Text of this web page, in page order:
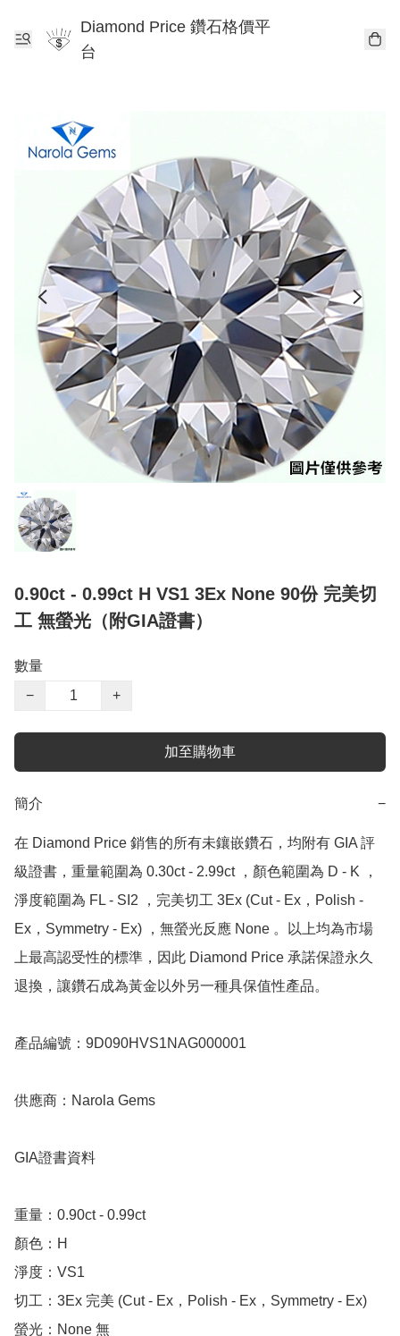
Diamond Price 鑽石格價平
台
0.90ct - 0.99ct H VS1 3Ex None 90份 完美切
工 無螢光（附GIA證書）
數量
−
+
加至購物車
簡介 −
在 Diamond Price 銷售的所有未鑲嵌鑽石，均附有 GIA 評
級證書，重量範圍為 0.30ct - 2.99ct ，顏色範圍為 D - K ，
淨度範圍為 FL - SI2 ，完美切工 3Ex (Cut - Ex，Polish -
Ex，Symmetry - Ex) ，無螢光反應 None 。以上均為市場
上最高認受性的標準，因此 Diamond Price 承諾保證永久
退換，讓鑽石成為黃金以外另一種具保值性產品。
產品編號：9D090HVS1NAG000001
供應商：Narola Gems
GIA證書資料
重量：0.90ct - 0.99ct
顏色：H
淨度：VS1
切工：3Ex 完美 (Cut - Ex，Polish - Ex，Symmetry - Ex)
螢光：None 無